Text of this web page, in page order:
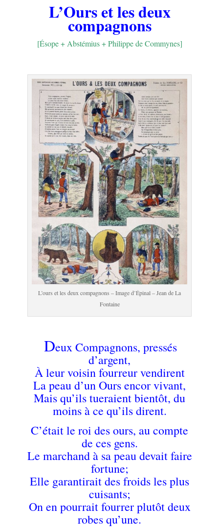
L’Ours et les deux
compagnons
[Ésope + Abstémius + Philippe de Commynes]
L’ours et les deux compagnons – Image d’Épinal – Jean de La
Fontaine
Deux Compagnons, pressés
d’argent,
À leur voisin fourreur vendirent
La peau d’un Ours encor vivant,
Mais qu’ils tueraient bientôt, du
moins à ce qu’ils dirent.
C’était le roi des ours, au compte
de ces gens.
Le marchand à sa peau devait faire
fortune;
Elle garantirait des froids les plus
cuisants;
On en pourrait fourrer plutôt deux
robes qu’une.